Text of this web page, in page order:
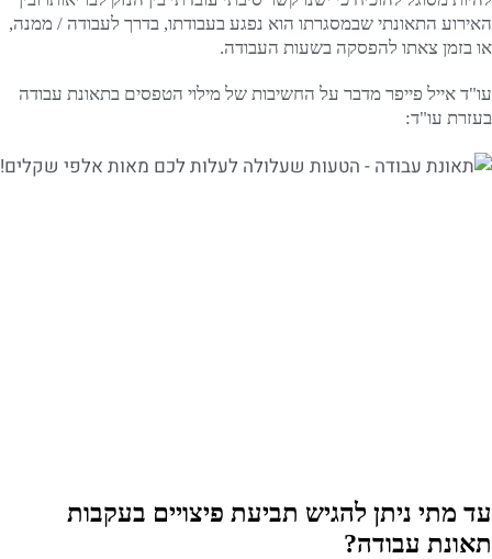
האירוע התאונתי שבמסגרתו הוא נפגע בעבודתו, בדרך לעבודה / ממנה,
או בזמן צאתו להפסקה בשעות העבודה.
עו"ד אייל פייפר מדבר על החשיבות של מילוי הטפסים בתאונת עבודה
בעזרת עו"ד:
עד מתי ניתן להגיש תביעת פיצויים בעקבות
תאונת עבודה?